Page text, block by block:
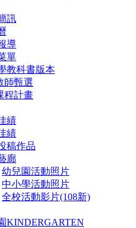
訊
導
單
教科書版本
師甄選
程計畫
績
績
稿作品
廊
幼兒園活動照片
中小學活動照片
全校活動影片(108新)
KINDERGARTEN